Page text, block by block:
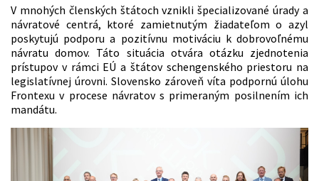
V mnohých členských štátoch vznikli špecializované úrady a
návratové centrá, ktoré zamietnutým žiadateľom o azyl
poskytujú podporu a pozitívnu motiváciu k dobrovoľnému
návratu domov. Táto situácia otvára otázku zjednotenia
prístupov v rámci EÚ a štátov schengenského priestoru na
legislatívnej úrovni. Slovensko zároveň víta podpornú úlohu
Frontexu v procese návratov s primeraným posilnením ich
mandátu.